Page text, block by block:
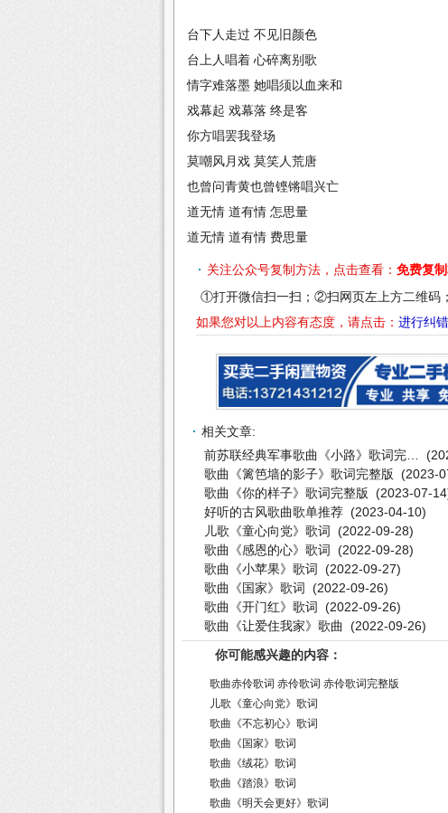
台下人走过 不见旧颜色
台上人唱着 心碎离别歌
情字难落墨 她唱须以血来和
戏幕起 戏幕落 终是客
你方唱罢我登场
莫嘲风月戏 莫笑人荒唐
也曾问青黄也曾铿锵唱兴亡
道无情 道有情 怎思量
道无情 道有情 费思量
关注公众号复制方法，点击查看： 免费复
①打开微信扫一扫；②扫网页左上方二维码
如果您对以上内容有态度，请点击： 进行纠
相关文章:
前苏联经典军事歌曲《小路》歌词完…
歌曲《篱笆墙的影子》歌词完整版 (2023-
歌曲《你的样子》歌词完整版 (2023-07-
好听的古风歌曲歌单推荐 (2023-04-10)
儿歌《童心向党》歌词 (2022-09-28)
歌曲《感恩的心》歌词 (2022-09-28)
歌曲《小苹果》歌词 (2022-09-27)
歌曲《国家》歌词 (2022-09-26)
歌曲《开门红》歌词 (2022-09-26)
歌曲《让爱住我家》歌曲
(2022-09-26)
你可能感兴趣的内容：
歌曲赤伶歌词 赤伶歌词 赤伶歌词完整版
儿歌《童心向党》歌词
歌曲《不忘初心》歌词
歌曲《国家》歌词
歌曲《绒花》歌词
歌曲《踏浪》歌词
歌曲《明天会更好》歌词